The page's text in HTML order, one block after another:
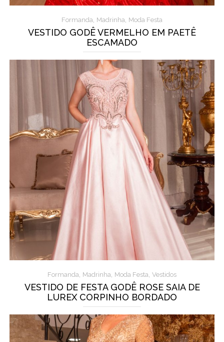
Formanda, Madrinha, Moda Festa
VESTIDO GODÊ VERMELHO EM PAETÊ
ESCAMADO
Formanda, Madrinha, Moda Festa, Vestidos
VESTIDO DE FESTA GODÊ ROSE SAIA DE
LUREX CORPINHO BORDADO